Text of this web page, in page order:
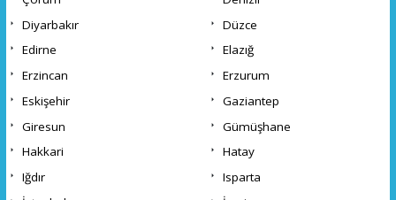
Diyarbakır
Düzce
Edirne
Elazığ
Erzincan
Erzurum
Eskişehir
Gaziantep
Giresun
Gümüşhane
Hakkari
Hatay
Iğdır
Isparta